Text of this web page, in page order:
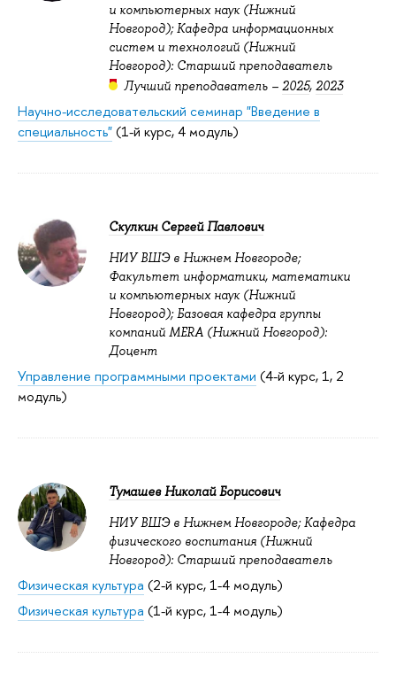
и компьютерных наук (Нижний
Новгород); Кафедра информационных
систем и технологий (Нижний
Новгород): Старший преподаватель
Лучший преподаватель – 2025, 2023
Научно-исследовательский семинар "Введение в
специальноcть"(1-й курс, 4 модуль)
Скулкин Сергей Павлович
НИУ ВШЭ в Нижнем Новгороде;
Факультет информатики, математики
и компьютерных наук (Нижний
Новгород); Базовая кафедра группы
компаний MERA (Нижний Новгород):
Доцент
Управление программными проектами (4-й курс, 1, 2
модуль)
Тумашев Николай Борисович
НИУ ВШЭ в Нижнем Новгороде; Кафедра
физического воспитания (Нижний
Новгород): Старший преподаватель
Физическая культура (2-й курс, 1-4 модуль)
Физическая культура (1-й курс, 1-4 модуль)